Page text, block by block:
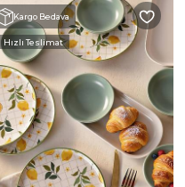
Kargo Bedava
Hızlı Teslimat